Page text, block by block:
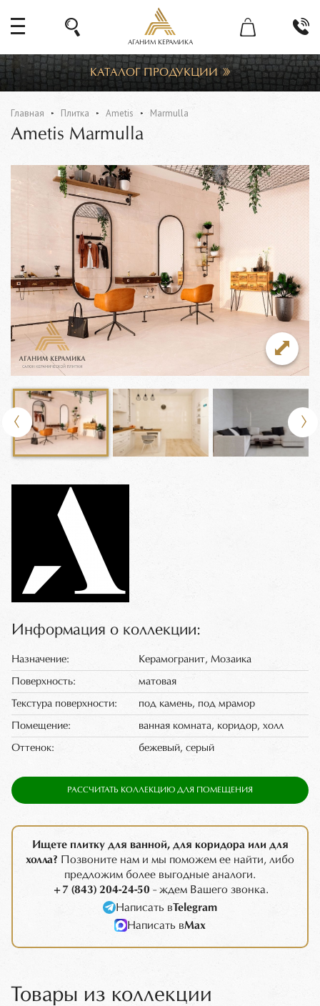
АГАНИМ КЕРАМИКА
КАТАЛОГ ПРОДУКЦИИ
Главная Плитка Ametis Marmulla
Ametis Marmulla
Информация о коллекции:
Назначение: Керамогранит, Мозаика
Поверхность: матовая
Текстура поверхности: под камень, под мрамор
Помещение: ванная комната, коридор, холл
Оттенок: бежевый, серый
РАССЧИТАТЬ КОЛЛЕКЦИЮ ДЛЯ ПОМЕЩЕНИЯ
Ищете плитку для ванной, для коридора или для
холла? Позвоните нам и мы поможем ее найти, либо
предложим более выгодные аналоги.
+7 (843) 204-24-50 - ждем Вашего звонка.
Написать вTelegram
Написать вMax
Товары из коллекции